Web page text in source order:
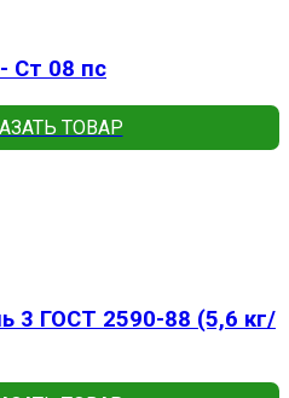
Ст 08 пс
ТОВАР
3 ГОСТ 2590-88 (5,6 кг/